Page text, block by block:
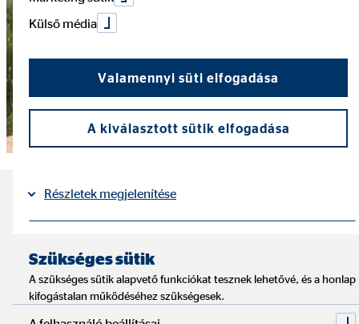
A legfontosabb tudnivalók a
Olvasási idő: kb. 6 perc
Külső média
Valamennyi süti elfogadása
A kiválasztott sütik elfogadása
Részletek megjelenítése
Szükséges sütik
A szükséges sütik alapvető funkciókat tesznek lehetővé, és a honlap
kifogástalan működéséhez szükségesek.